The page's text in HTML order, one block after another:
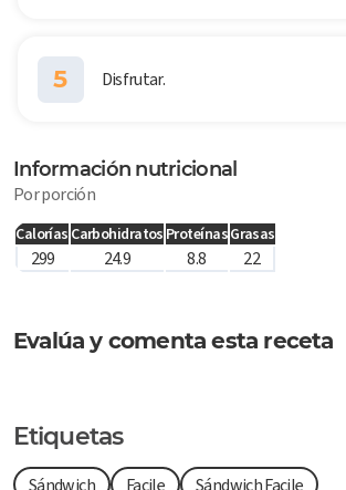
5 Disfrutar.
Información nutricional
Por porción
Calorías Carbohidratos ProteínasGrasas
299 24.9 8.8 22
Evalúa y comenta esta receta
Etiquetas
Sándwich Facile Sándwich Facile